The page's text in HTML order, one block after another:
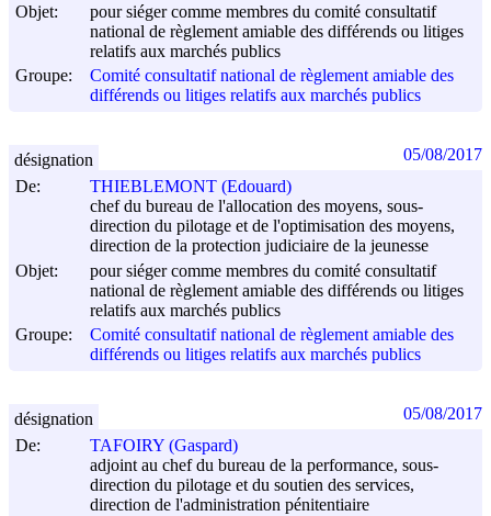
Objet:
pour siéger comme membres du comité consultatif
national de règlement amiable des différends ou litiges
relatifs aux marchés publics
Groupe:
Comité consultatif national de règlement amiable des
différends ou litiges relatifs aux marchés publics
De:
THIEBLEMONT (Edouard)
chef du bureau de l'allocation des moyens, sous-
direction du pilotage et de l'optimisation des moyens,
direction de la protection judiciaire de la jeunesse
Objet:
pour siéger comme membres du comité consultatif
national de règlement amiable des différends ou litiges
relatifs aux marchés publics
Groupe:
Comité consultatif national de règlement amiable des
différends ou litiges relatifs aux marchés publics
désignation 05/08/2017
De:
TAFOIRY (Gaspard)
adjoint au chef du bureau de la performance, sous-
direction du pilotage et du soutien des services,
direction de l'administration pénitentiaire
désignation 05/08/2017